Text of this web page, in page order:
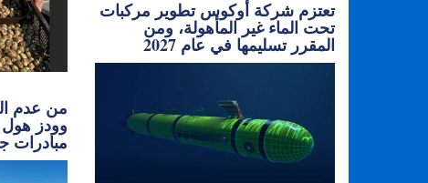
من عدم
وودز
مبادرات
تعتزم شركة أوكوس تطوير مركبات
تحت الماء غير المأهولة، ومن
المقرر تسليمها في عام 2027